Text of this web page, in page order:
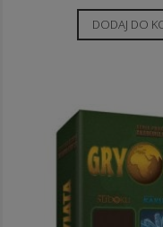
DODAJ DO